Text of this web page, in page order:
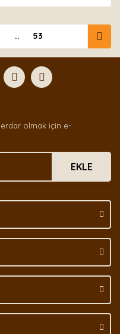
.. 53
olmak için e-
EKLE